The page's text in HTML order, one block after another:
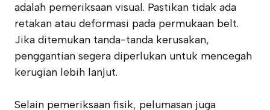
adalah pemeriksaan visual. Pastikan tidak ada
retakan atau deformasi pada permukaan belt.
Jika ditemukan tanda-tanda kerusakan,
penggantian segera diperlukan untuk mencegah
kerugian lebih lanjut.
Selain pemeriksaan fisik, pelumasan juga